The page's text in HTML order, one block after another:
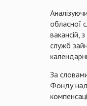
обласної
вакансій,
служб
За
Фонду